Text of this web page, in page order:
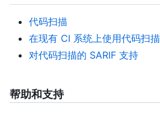
代码扫描
在现有 CI 系统上使用代码扫描
对代码扫描的 SARIF 支持
帮助和支持